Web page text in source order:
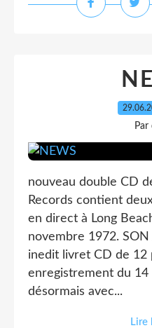
Par
nouveau double CD
Records contient
en direct à Long
novembre 1972.
inedit livret CD de 12
enregistrement du
désormais avec...
Lire